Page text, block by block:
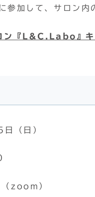
加して、サロン内
ン『L&C.Labo』キ
（日）
（zoom）